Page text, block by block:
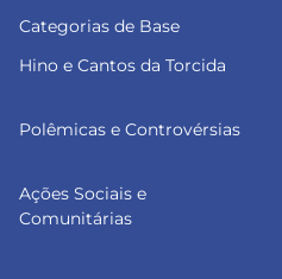
Categorias de Base
Hino e Cantos da Torcida
Polêmicas e Controvérsias
Ações Sociais e
Comunitárias